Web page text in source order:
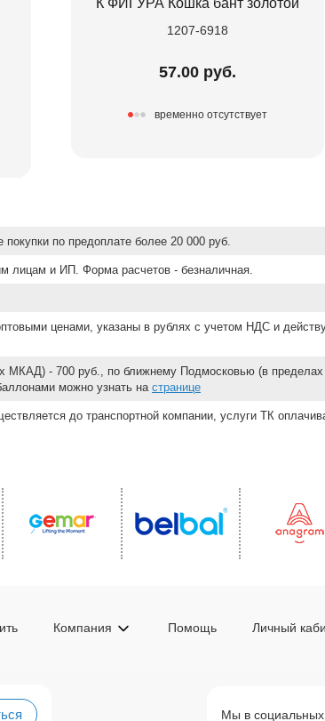
К ФИГУРА Кошка бант золотой
1207-6918
57.00 руб.
временно отсутствует
по предоплате более 20 000 руб.
лицам и ИП. Форма расчетов - безналичная.
ценами, указаны в рублях с учетом НДС и
МКАД) - 700 руб., по ближнему Подмосковью (в пределах
можно узнать на странице
до транспортной компании, услуги ТК
Компания Помощь Личный
Мы в социальных